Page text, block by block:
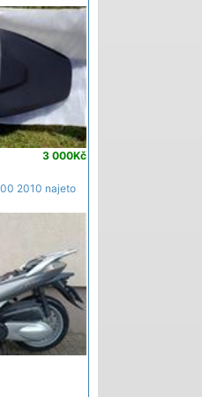
3 000Kč
2010 najeto